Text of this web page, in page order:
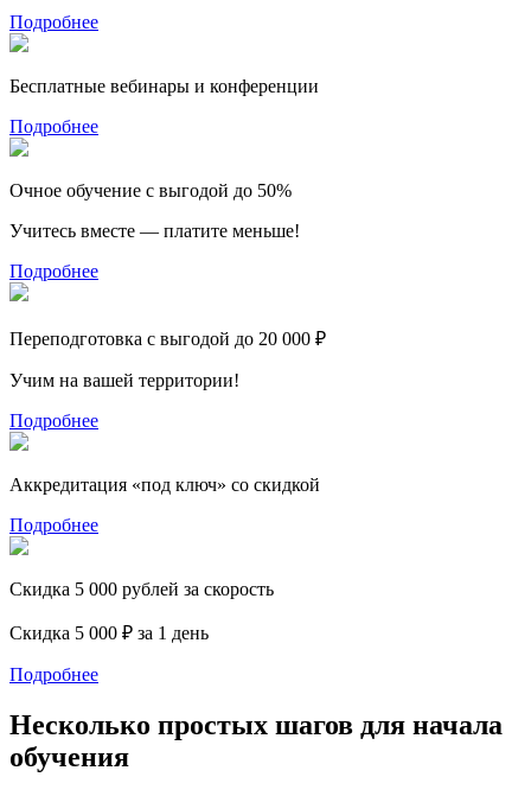
Подробнее
Бесплатные вебинары и конференции
Подробнее
Очное обучение с выгодой до 50%
Учитесь вместе — платите меньше!
Подробнее
Переподготовка с выгодой до 20 000 ₽
Учим на вашей территории!
Подробнее
Аккредитация «под ключ» со скидкой
Подробнее
Скидка 5 000 рублей за скорость
Скидка 5 000 ₽ за 1 день
Подробнее
Несколько простых шагов для начала
обучения